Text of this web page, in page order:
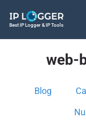
Best IP Logger & IP Tools
web-
Blog